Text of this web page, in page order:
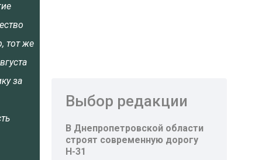
тот же
за
Выбор редакции
В Днепропетровской области
строят современную дорогу
Н-31